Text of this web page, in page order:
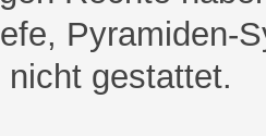
Pyramiden-
gestattet.